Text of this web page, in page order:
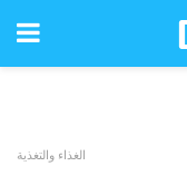
الغذاء والتغذية